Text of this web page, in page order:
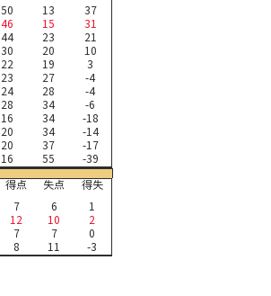
50 13
37
46 15
31
44 23
21
30 20
10
22 19
3
23 27
-4
24 28
-4
28 34
-6
16 34
-18
20 34
-14
20 37
-17
16 55 -39
得点 失点
得失
7 6
1
12 10
2
7 7
0
8 11 -3